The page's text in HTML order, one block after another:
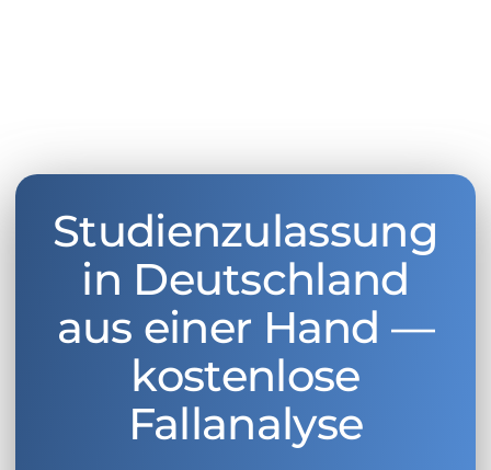
Studienzulassung
in Deutschland
aus einer Hand —
kostenlose
Fallanalyse